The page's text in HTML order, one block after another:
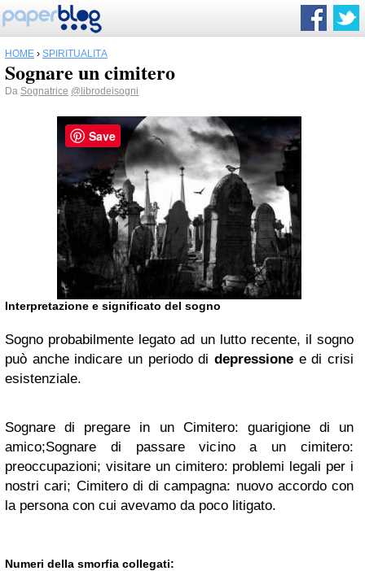
HOME › SPIRITUALITÀ
Sognare un cimitero
Da Sognatrice @librodeisogni
Interpretazione e significato del sogno
Sogno probabilmente legato ad un lutto recente, il sogno
può anche indicare un periodo di depressione e di crisi
esistenziale.
Sognare di pregare in un Cimitero: guarigione di un
amico;Sognare di passare vicino a un cimitero:
preoccupazioni; visitare un cimitero: problemi legali per i
nostri cari; Cimitero di di campagna: nuovo accordo con
la persona con cui avevamo da poco litigato.
Numeri della smorfia collegati:
Save